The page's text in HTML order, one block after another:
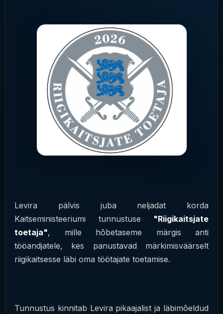
Levira pälvis juba neljadat korda
Kaitseministeeriumi tunnustuse "Riigikaitsjate
toetaja", mille hõbetaseme märgis anti
tööandjatele, kes panustavad märkimisväärselt
riigikaitsesse läbi oma töötajate toetamise.
Tunnustus kinnitab Levira pikaajalist ja läbimõeldud